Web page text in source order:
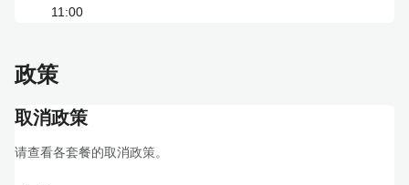
11:00
政策
取消政策
请查看各套餐的取消政策。